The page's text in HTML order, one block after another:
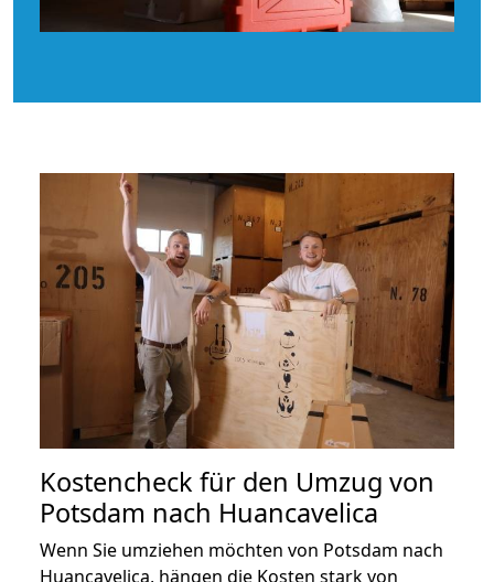
Kostencheck für den Umzug von
Potsdam nach Huancavelica
Wenn Sie umziehen möchten von Potsdam nach
Huancavelica, hängen die Kosten stark von